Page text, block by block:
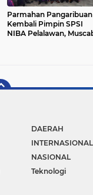
Parmahan Pangaribuan
Kembali Pimpin SPSI
NIBA Pelalawan,
DAERAH
INTERNASIONAL
NASIONAL
Teknologi